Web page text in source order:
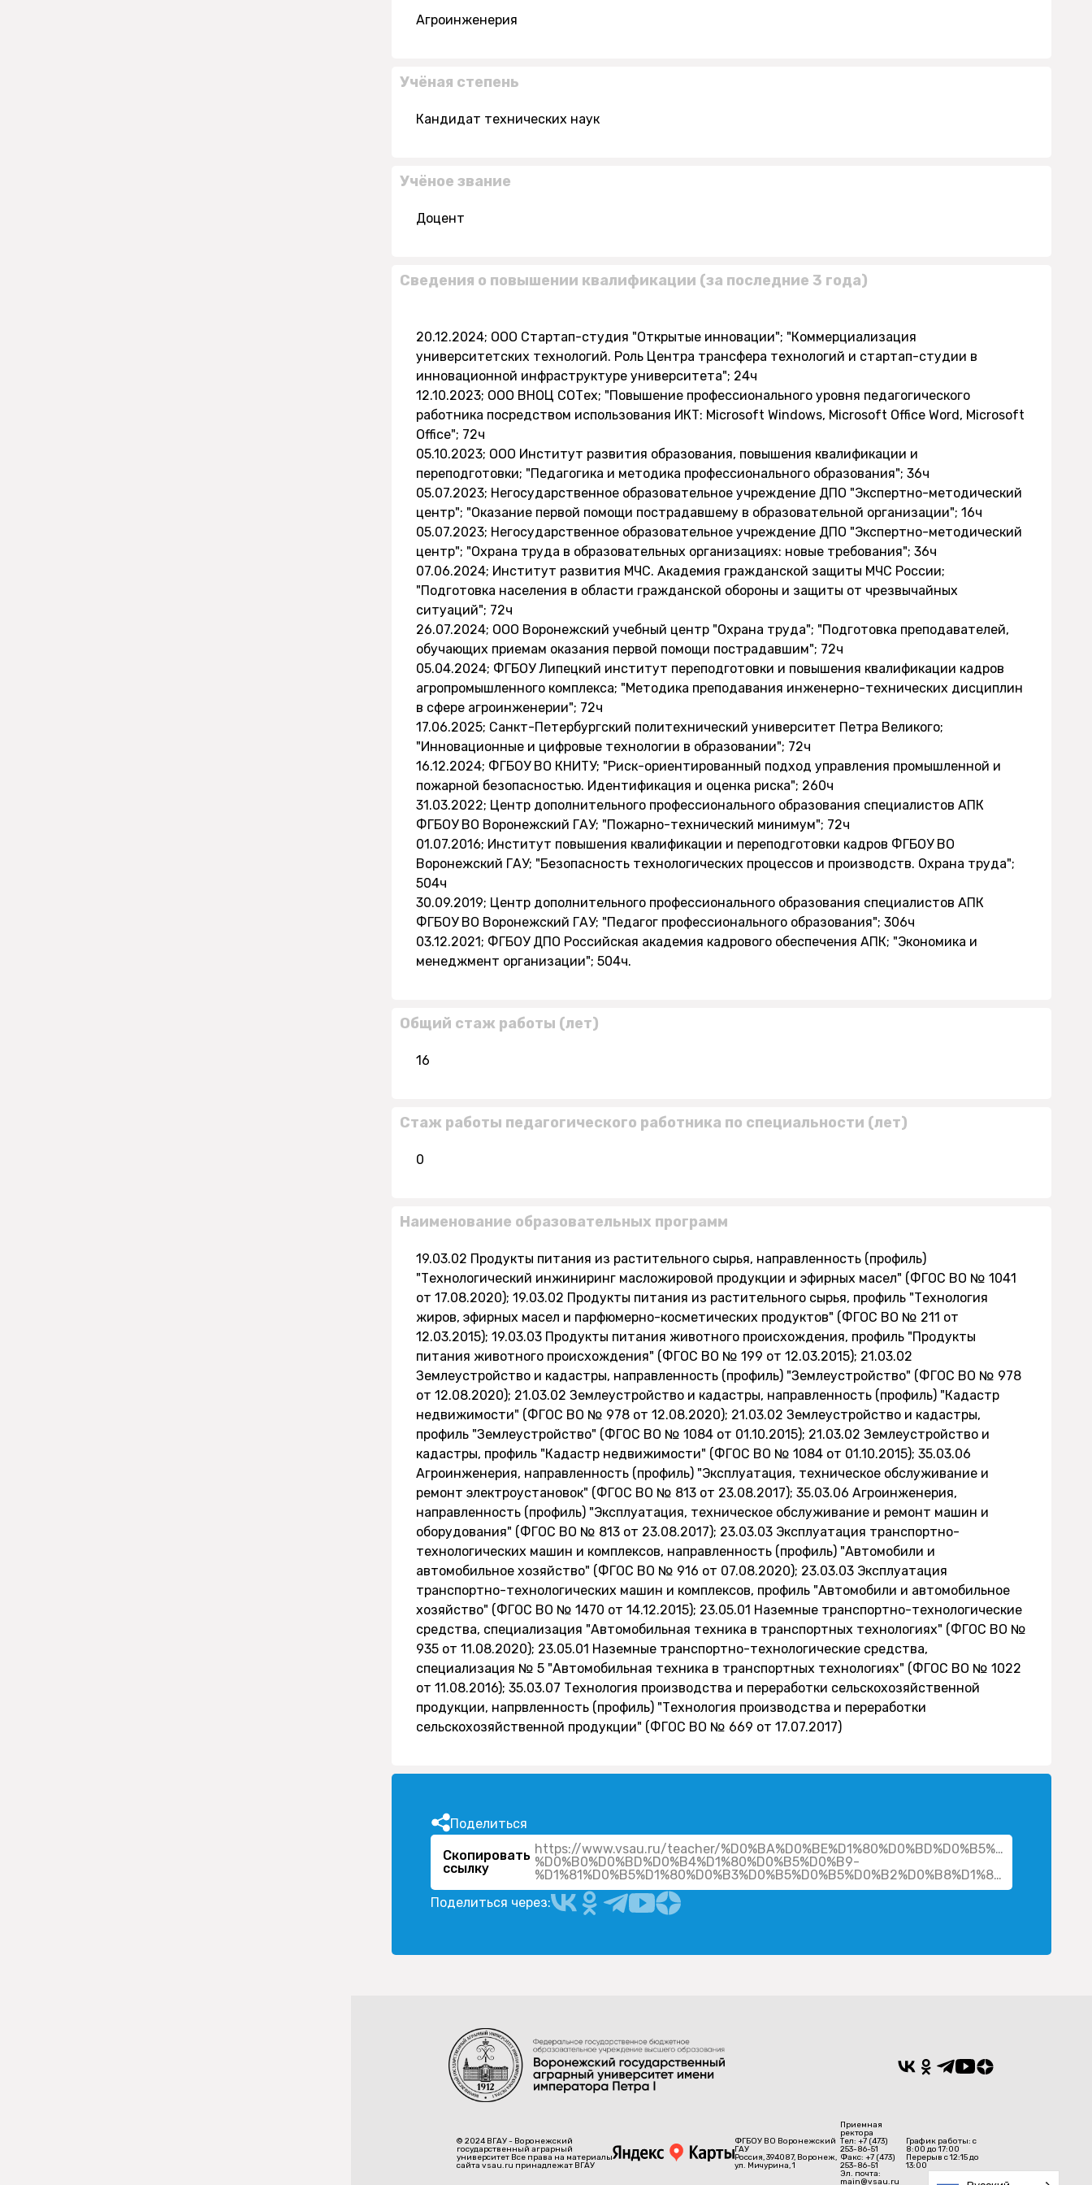
Агроинженерия
Учёная степень
Кандидат технических наук
Учёное звание
Доцент
Сведения о повышении квалификации (за последние 3 года)
20.12.2024; ООО Стартап-студия "Открытые инновации"; "Коммерциализация
университетских технологий. Роль Центра трансфера технологий и стартап-студии в
инновационной инфраструктуре университета"; 24ч
12.10.2023; ООО ВНОЦ СОТех; "Повышение профессионального уровня педагогического
работника посредством использования ИКТ: Microsoft Windows, Microsoft Office Word, Microsoft
Office"; 72ч
05.10.2023; ООО Институт развития образования, повышения квалификации и
переподготовки; "Педагогика и методика профессионального образования"; 36ч
05.07.2023; Негосударственное образовательное учреждение ДПО "Экспертно-методический
центр"; "Оказание первой помощи пострадавшему в образовательной организации"; 16ч
05.07.2023; Негосударственное образовательное учреждение ДПО "Экспертно-методический
центр"; "Охрана труда в образовательных организациях: новые требования"; 36ч
07.06.2024; Институт развития МЧС. Академия гражданской защиты МЧС России;
"Подготовка населения в области гражданской обороны и защиты от чрезвычайных
ситуаций"; 72ч
26.07.2024; ООО Воронежский учебный центр "Охрана труда"; "Подготовка преподавателей,
обучающих приемам оказания первой помощи пострадавшим"; 72ч
05.04.2024; ФГБОУ Липецкий институт переподготовки и повышения квалификации кадров
агропромышленного комплекса; "Методика преподавания инженерно-технических дисциплин
в сфере агроинженерии"; 72ч
17.06.2025; Санкт-Петербургский политехнический университет Петра Великого;
"Инновационные и цифровые технологии в образовании"; 72ч
16.12.2024; ФГБОУ ВО КНИТУ; "Риск-ориентированный подход управления промышленной и
пожарной безопасностью. Идентификация и оценка риска"; 260ч
31.03.2022; Центр дополнительного профессионального образования специалистов АПК
ФГБОУ ВО Воронежский ГАУ; "Пожарно-технический минимум"; 72ч
01.07.2016; Институт повышения квалификации и переподготовки кадров ФГБОУ ВО
Воронежский ГАУ; "Безопасность технологических процессов и производств. Охрана труда";
504ч
30.09.2019; Центр дополнительного профессионального образования специалистов АПК
ФГБОУ ВО Воронежский ГАУ; "Педагог профессионального образования"; 306ч
03.12.2021; ФГБОУ ДПО Российская академия кадрового обеспечения АПК; "Экономика и
менеджмент организации"; 504ч.
Общий стаж работы (лет)
16
Стаж работы педагогического работника по специальности (лет)
0
Наименование образовательных программ
19.03.02 Продукты питания из растительного сырья, направленность (профиль)
"Технологический инжиниринг масложировой продукции и эфирных масел" (ФГОС ВО № 1041
от 17.08.2020); 19.03.02 Продукты питания из растительного сырья, профиль "Технология
жиров, эфирных масел и парфюмерно-косметических продуктов" (ФГОС ВО № 211 от
12.03.2015); 19.03.03 Продукты питания животного происхождения, профиль "Продукты
питания животного происхождения" (ФГОС ВО № 199 от 12.03.2015); 21.03.02
Землеустройство и кадастры, направленность (профиль) "Землеустройство" (ФГОС ВО № 978
от 12.08.2020); 21.03.02 Землеустройство и кадастры, направленность (профиль) "Кадастр
недвижимости" (ФГОС ВО № 978 от 12.08.2020); 21.03.02 Землеустройство и кадастры,
профиль "Землеустройство" (ФГОС ВО № 1084 от 01.10.2015); 21.03.02 Землеустройство и
кадастры, профиль "Кадастр недвижимости" (ФГОС ВО № 1084 от 01.10.2015); 35.03.06
Агроинженерия, направленность (профиль) "Эксплуатация, техническое обслуживание и
ремонт электроустановок" (ФГОС ВО № 813 от 23.08.2017); 35.03.06 Агроинженерия,
направленность (профиль) "Эксплуатация, техническое обслуживание и ремонт машин и
оборудования" (ФГОС ВО № 813 от 23.08.2017); 23.03.03 Эксплуатация транспортно-
технологических машин и комплексов, направленность (профиль) "Автомобили и
автомобильное хозяйство" (ФГОС ВО № 916 от 07.08.2020); 23.03.03 Эксплуатация
транспортно-технологических машин и комплексов, профиль "Автомобили и автомобильное
хозяйство" (ФГОС ВО № 1470 от 14.12.2015); 23.05.01 Наземные транспортно-технологические
средства, специализация "Автомобильная техника в транспортных технологиях" (ФГОС ВО №
935 от 11.08.2020); 23.05.01 Наземные транспортно-технологические средства,
специализация № 5 "Автомобильная техника в транспортных технологиях" (ФГОС ВО № 1022
от 11.08.2016); 35.03.07 Технология производства и переработки сельскохозяйственной
продукции, напрвленность (профиль) "Технология производства и переработки
сельскохозяйственной продукции" (ФГОС ВО № 669 от 17.07.2017)
Поделиться
Скопировать
ссылку
https://www.vsau.ru/teacher/%D0%BA%D0%BE%D1%80%D0%BD%D0%B5%D0%B2-
%D0%B0%D0%BD%D0%B4%D1%80%D0%B5%D0%B9-
%D1%81%D0%B5%D1%80%D0%B3%D0%B5%D0%B5%D0%B2%D0%B8%D1%87/
Поделиться через:
© 2024 ВГАУ - Воронежский
государственный аграрный
университет Все права на материалы
сайта vsau.ru принадлежат ВГАУ
ФГБОУ ВО Воронежский
ГАУ
Россия, 394087, Воронеж,
ул. Мичурина, 1
Приемная
ректора
Тел: +7 (473)
253-86-51
Факс: +7 (473)
253-86-51
Эл. почта:
main@vsau.ru
График работы: с
8:00 до 17:00
Перерыв с 12:15 до
13:00